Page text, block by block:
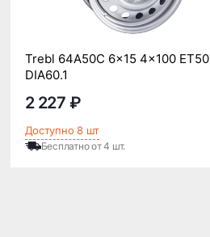
Trebl 64A50C 6x15 4x100 ET50
DIA60.1
2 227 ₽
Доступно 8 шт
Бесплатно от 4 шт.